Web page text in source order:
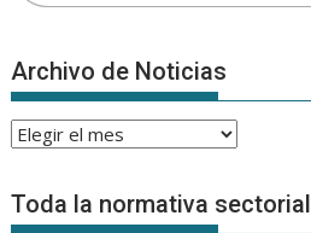
Archivo de Noticias
Archivo
Noticias
Toda la normativa sectorial